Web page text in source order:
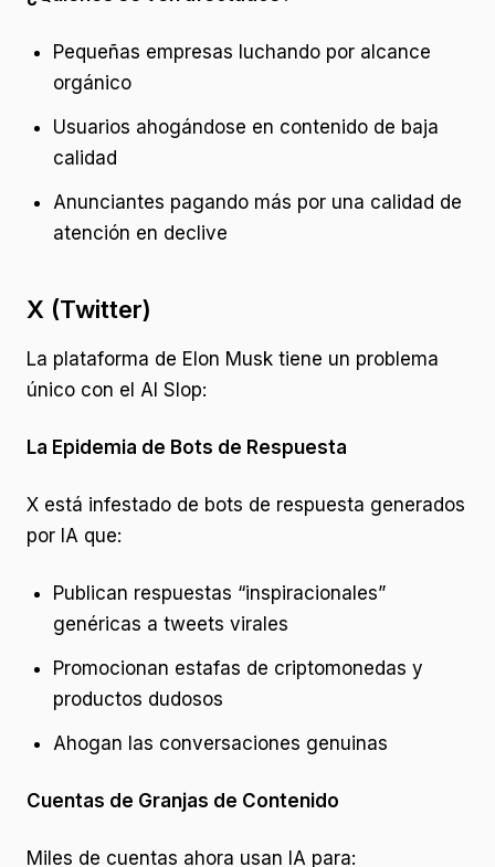
Pequeñas empresas luchando por alcance
orgánico
Usuarios ahogándose en contenido de baja
calidad
Anunciantes pagando más por una calidad de
atención en declive
X (Twitter)
La plataforma de Elon Musk tiene un problema
único con el AI Slop:
La Epidemia de Bots de Respuesta
X está infestado de bots de respuesta generados
por IA que:
Publican respuestas “inspiracionales”
genéricas a tweets virales
Promocionan estafas de criptomonedas y
productos dudosos
Ahogan las conversaciones genuinas
Cuentas de Granjas de Contenido
Miles de cuentas ahora usan IA para: